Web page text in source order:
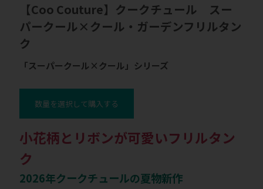
【Coo Couture】クークチュール スー
パークール×クール・ガーデンフリルタン
ク
「スーパークール×クール」シリーズ
数量を選択して購入する
小花柄とリボンが可愛いフリルタン
ク
2026年クークチュールの夏物新作